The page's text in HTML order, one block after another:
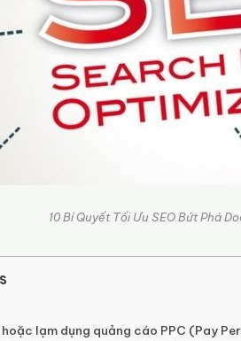
10 Bí Quyết Tối Ưu SEO Bứt Phá
lạm dụng quảng cáo PPC (Pay